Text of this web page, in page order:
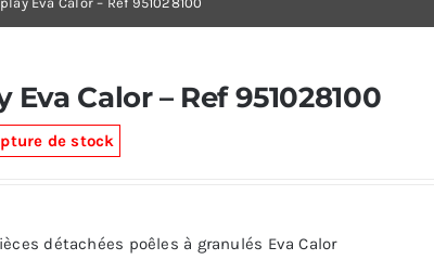
Eva Calor – Ref 951028100
de stock
détachées poêles à granulés Eva Calor